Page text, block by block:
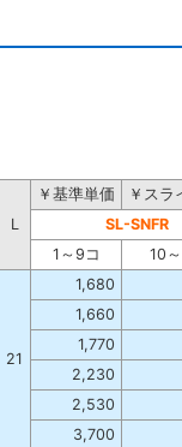
L
￥基準単価 ￥スラ
SL-SNFR
1～9コ 10
21
1,680
1,660
1,770
2,230
2,530
3,700